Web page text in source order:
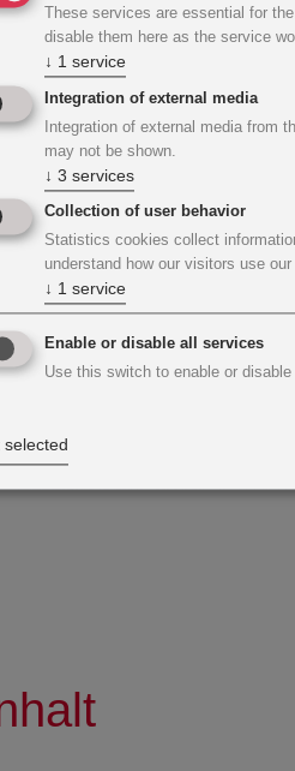
These services are essential for
disable them here as the service
↓ 1 service
Integration of external media
Integration of external media from
may not be shown.
↓ 3 services
Collection of user behavior
Statistics cookies collect
understand how our visitors use
↓ 1 service
Enable or disable all services
Use this switch to enable or
selected